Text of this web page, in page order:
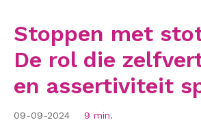
Stoppen met
De rol die
en assertiviteit
09-09-2024 9 min.